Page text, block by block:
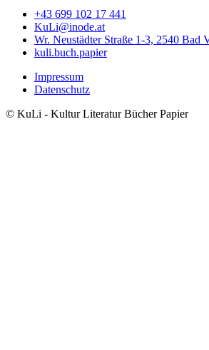
+43 699 102 17 441
KuLi@inode.at
Wr. Neustädter Straße 1-3, 2540 Bad
kuli.buch.papier
Footer
Meta
Impressum
Datenschutz
© KuLi - Kultur Literatur Bücher Papier